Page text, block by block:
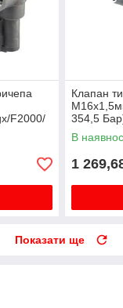
F2000/
G90
Клапан
354,5
F2000,
M 2000
TGS ...
В
1
Показати ще